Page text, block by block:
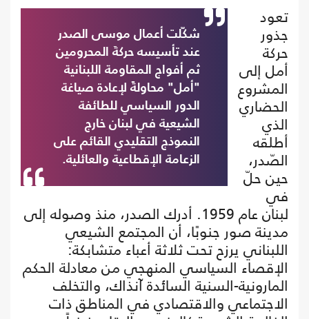
شكّلت أعمال موسى الصدر
عند تأسيسه حركةَ المحرومين
ثم أفواج المقاومة اللبنانية
"أمل" محاولةً لإعادة صياغة
الدور السياسي للطائفة
الشيعية في لبنان خارج
النموذج التقليدي القائم على
الزعامة الإقطاعية والعائلية.
تعود
جذور
حركة
أمل إلى
المشروع
الحضاري
الذي
أطلقه
الصّدر،
حين حلّ
في
لبنان عام 1959. أدرك الصدر، منذ وصوله إلى
مدينة صور جنوبًا، أن المجتمع الشيعي
اللبناني يرزح تحت ثلاثة أعباء متشابكة:
الإقصاء السياسي المنهجي من معادلة الحكم
المارونية-السنية السائدة آنذاك، والتخلف
الاجتماعي والاقتصادي في المناطق ذات